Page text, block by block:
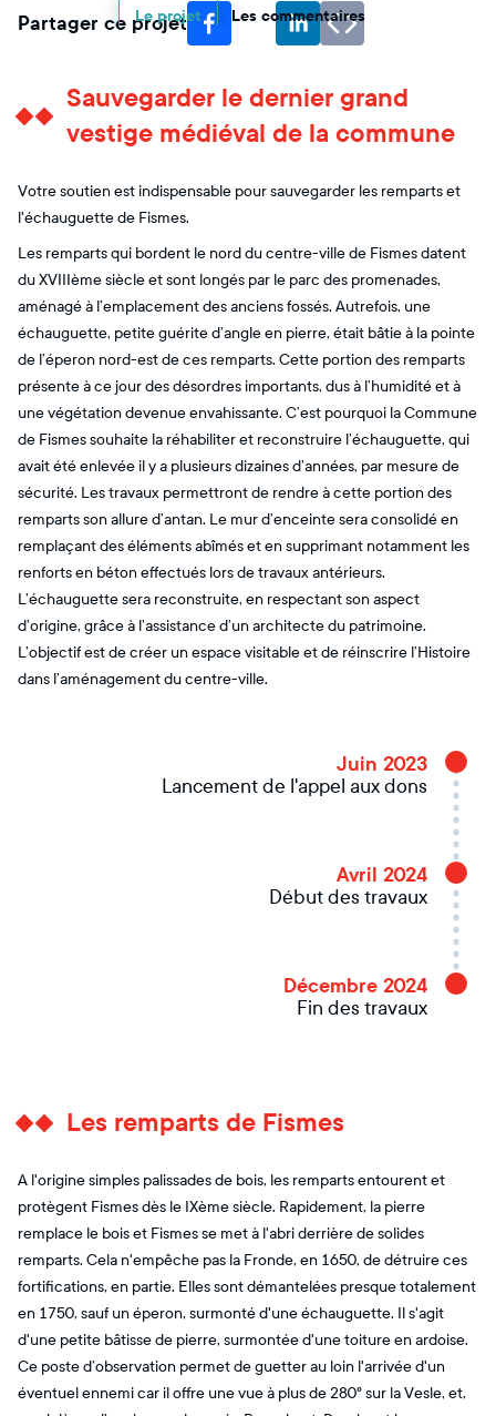
Le projet Les commentaires
Partager ce projet
Sauvegarder le dernier grand
vestige médiéval de la commune
Votre soutien est indispensable pour sauvegarder les remparts et
l'échauguette de Fismes.
Les remparts qui bordent le nord du centre-ville de Fismes datent
du XVIIIème siècle et sont longés par le parc des promenades,
aménagé à l’emplacement des anciens fossés. Autrefois, une
échauguette, petite guérite d’angle en pierre, était bâtie à la pointe
de l’éperon nord-est de ces remparts. Cette portion des remparts
présente à ce jour des désordres importants, dus à l’humidité et à
une végétation devenue envahissante. C’est pourquoi la Commune
de Fismes souhaite la réhabiliter et reconstruire l’échauguette, qui
avait été enlevée il y a plusieurs dizaines d’années, par mesure de
sécurité. Les travaux permettront de rendre à cette portion des
remparts son allure d’antan. Le mur d’enceinte sera consolidé en
remplaçant des éléments abîmés et en supprimant notamment les
renforts en béton effectués lors de travaux antérieurs.
L’échauguette sera reconstruite, en respectant son aspect
d’origine, grâce à l’assistance d’un architecte du patrimoine.
L’objectif est de créer un espace visitable et de réinscrire l’Histoire
dans l’aménagement du centre-ville.
Juin 2023
Lancement de l'appel aux dons
Avril 2024
Début des travaux
Décembre 2024
Fin des travaux
Les remparts de Fismes
A l'origine simples palissades de bois, les remparts entourent et
protègent Fismes dès le IXème siècle. Rapidement, la pierre
remplace le bois et Fismes se met à l'abri derrière de solides
remparts. Cela n'empêche pas la Fronde, en 1650, de détruire ces
fortifications, en partie. Elles sont démantelées presque totalement
en 1750, sauf un éperon, surmonté d'une échauguette. Il s'agit
d'une petite bâtisse de pierre, surmontée d'une toiture en ardoise.
Ce poste d’observation permet de guetter au loin l'arrivée d'un
éventuel ennemi car il offre une vue à plus de 280° sur la Vesle, et,